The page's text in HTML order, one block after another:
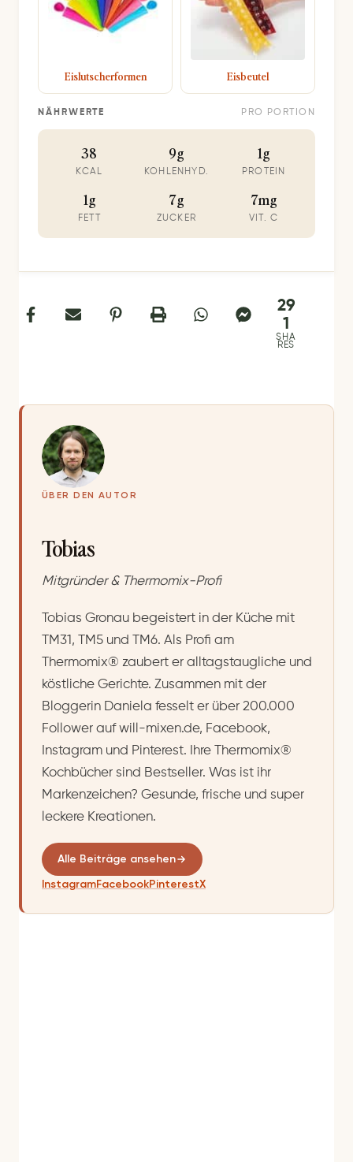
Eislutscherformen Eisbeutel
NÄHRWERTE PRO PORTION
38
KCAL
9g
KOHLENHYD.
1g
PROTEIN
1g
FETT
7g
ZUCKER
7mg
VIT. C
29
1
SHA
RES
ÜBER DEN AUTOR
Tobias
Mitgründer & Thermomix-Profi
Tobias Gronau begeistert in der Küche mit
TM31, TM5 und TM6. Als Profi am
Thermomix® zaubert er alltagstaugliche und
köstliche Gerichte. Zusammen mit der
Bloggerin Daniela fesselt er über 200.000
Follower auf will-mixen.de, Facebook,
Instagram und Pinterest. Ihre Thermomix®
Kochbücher sind Bestseller. Was ist ihr
Markenzeichen? Gesunde, frische und super
leckere Kreationen.
Alle Beiträge ansehen
InstagramFacebookPinterestX